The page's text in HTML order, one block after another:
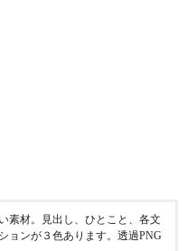
素材。見出し、ひとこと、各文
ョンが３色あります。透過PNG